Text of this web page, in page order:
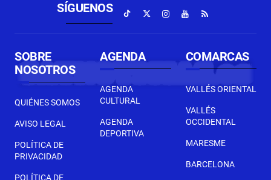
SÍGUENOS
SOBRE
NOSOTROS
QUIÉNES SOMOS
AVISO LEGAL
POLÍTICA DE
PRIVACIDAD
POLÍTICA DE
AGENDA
AGENDA
CULTURAL
AGENDA
DEPORTIVA
COMARCAS
VALLÉS ORIENTAL
VALLÉS
OCCIDENTAL
MARESME
BARCELONA